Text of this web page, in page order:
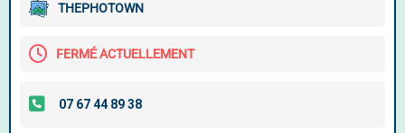
THEPHOTOWN
FERMÉ ACTUELLEMENT